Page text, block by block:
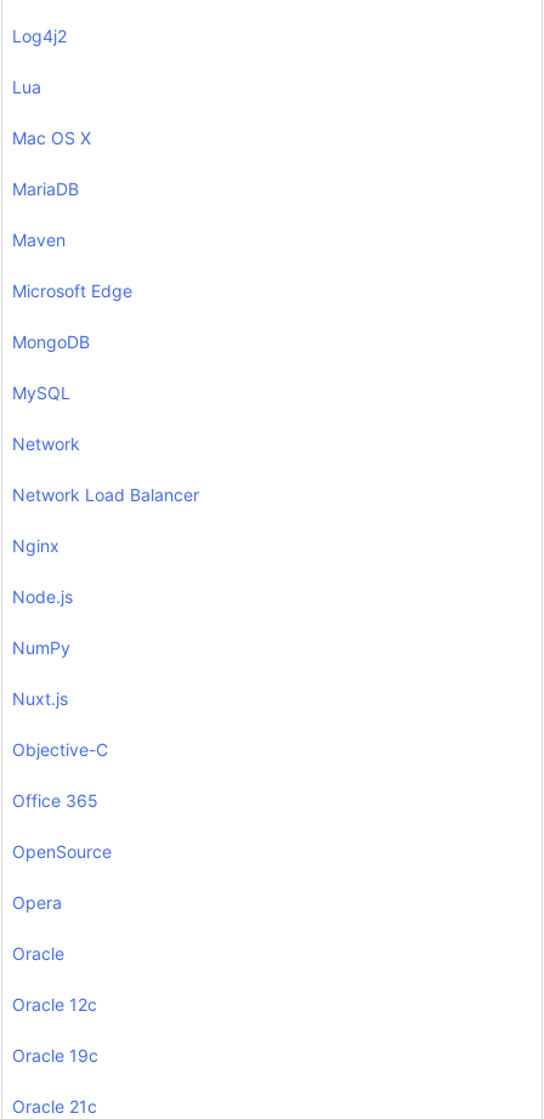
Log4j2
Lua
Mac OS X
MariaDB
Maven
Microsoft Edge
MongoDB
MySQL
Network
Network Load Balancer
Nginx
Node.js
NumPy
Nuxt.js
Objective-C
Office 365
OpenSource
Opera
Oracle
Oracle 12c
Oracle 19c
Oracle 21c